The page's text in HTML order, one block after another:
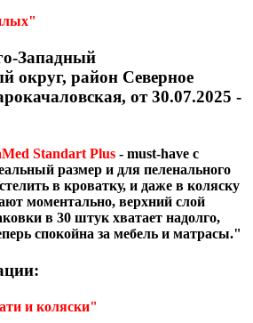
Западный
округ, район Северное
от 30.07.2025 -
Standart Plus - must-have с
размер и для пеленального
в кроватку, и даже в коляску
моментально, верхний слой
в 30 штук хватает надолго,
спокойна за мебель и матрасы."
и коляски"